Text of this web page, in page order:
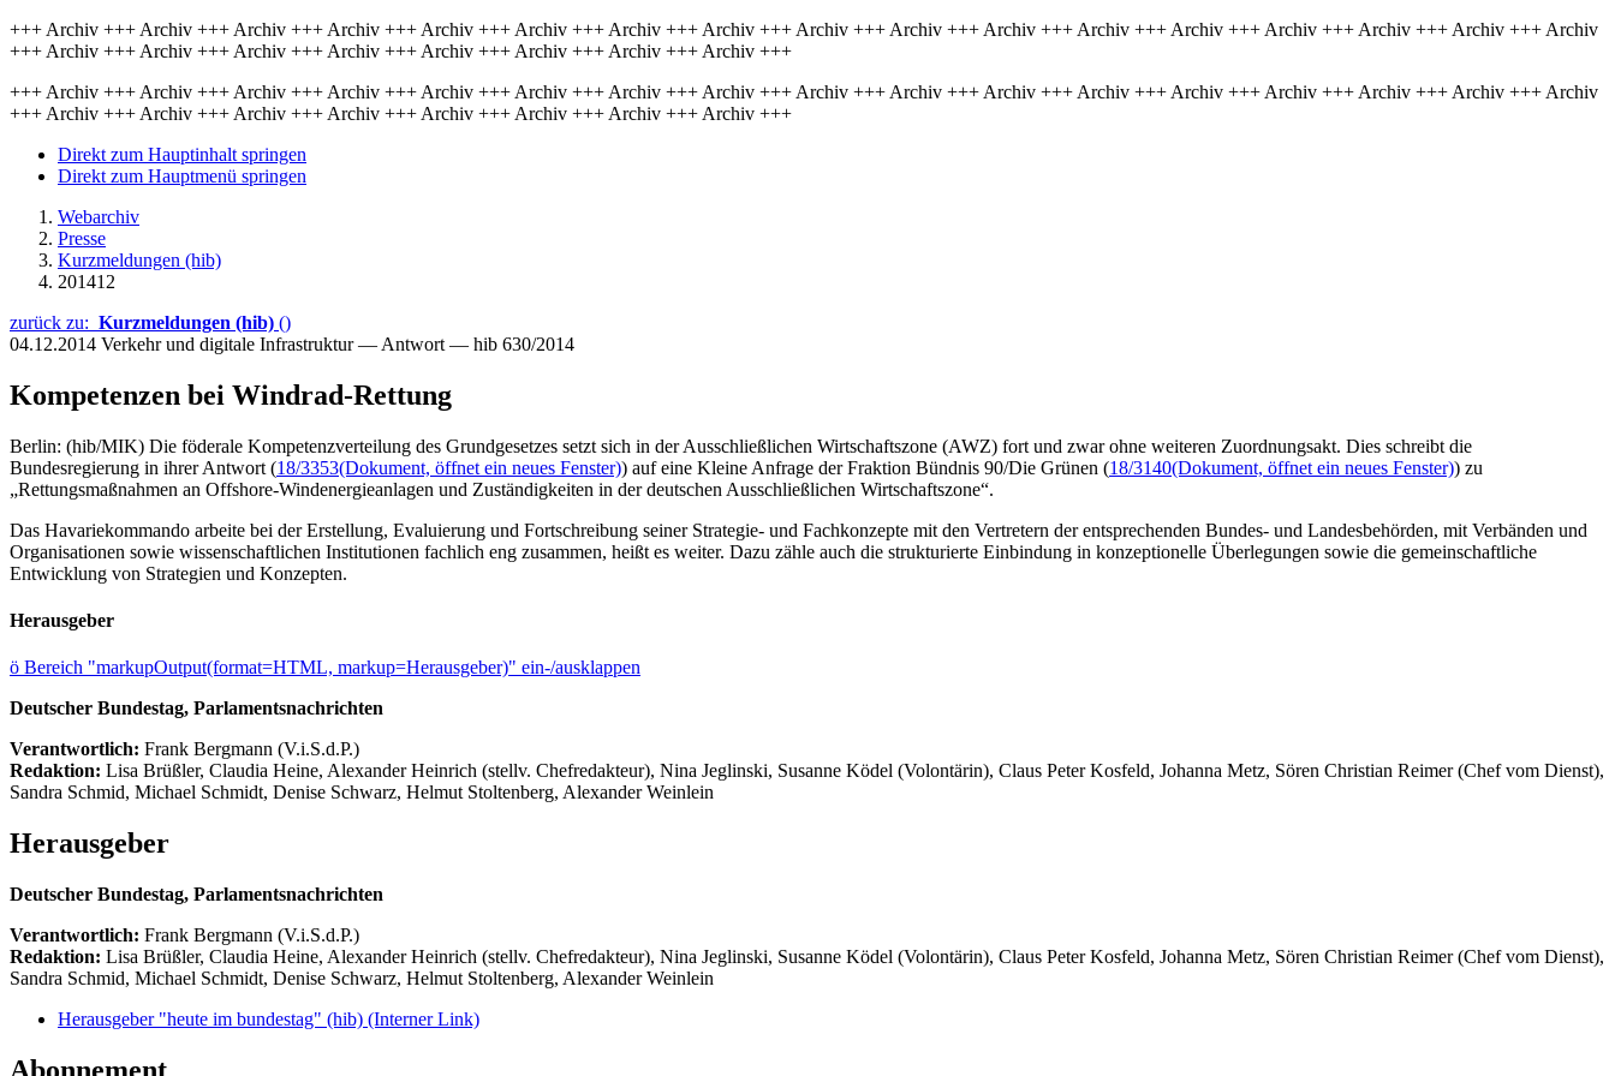
+++ Archiv +++ Archiv +++ Archiv +++ Archiv +++ Archiv +++ Archiv +++ Archiv +++ Archiv +++ Archiv +++ Archiv +++ Archiv +++ Archiv +++ Archiv +++ Archiv +++ Archiv +++ Archiv +++ Archiv
+++ Archiv +++ Archiv +++ Archiv +++ Archiv +++ Archiv +++ Archiv +++ Archiv +++ Archiv +++
+++ Archiv +++ Archiv +++ Archiv +++ Archiv +++ Archiv +++ Archiv +++ Archiv +++ Archiv +++ Archiv +++ Archiv +++ Archiv +++ Archiv +++ Archiv +++ Archiv +++ Archiv +++ Archiv +++ Archiv
+++ Archiv +++ Archiv +++ Archiv +++ Archiv +++ Archiv +++ Archiv +++ Archiv +++ Archiv +++
Direkt zum Hauptinhalt springen
Direkt zum Hauptmenü springen
Webarchiv
Presse
Kurzmeldungen (hib)
201412
zurück zu: Kurzmeldungen (hib) ()
04.12.2014 Verkehr und digitale Infrastruktur — Antwort — hib 630/2014
Kompetenzen bei Windrad-Rettung
Berlin: (hib/MIK) Die föderale Kompetenzverteilung des Grundgesetzes setzt sich in der Ausschließlichen Wirtschaftszone (AWZ) fort und zwar ohne weiteren Zuordnungsakt. Dies schreibt die
Bundesregierung in ihrer Antwort (18/3353(Dokument, öffnet ein neues Fenster)) auf eine Kleine Anfrage der Fraktion Bündnis 90/Die Grünen (18/3140(Dokument, öffnet ein neues Fenster)) zu
„Rettungsmaßnahmen an Offshore-Windenergieanlagen und Zuständigkeiten in der deutschen Ausschließlichen Wirtschaftszone“.
Das Havariekommando arbeite bei der Erstellung, Evaluierung und Fortschreibung seiner Strategie- und Fachkonzepte mit den Vertretern der entsprechenden Bundes- und Landesbehörden, mit Verbänden und
Organisationen sowie wissenschaftlichen Institutionen fachlich eng zusammen, heißt es weiter. Dazu zähle auch die strukturierte Einbindung in konzeptionelle Überlegungen sowie die gemeinschaftliche
Entwicklung von Strategien und Konzepten.
Herausgeber
ö Bereich "markupOutput(format=HTML, markup=Herausgeber)" ein-/ausklappen
Deutscher Bundestag, Parlamentsnachrichten
Verantwortlich: Frank Bergmann (V.i.S.d.P.)
Redaktion: Lisa Brüßler, Claudia Heine, Alexander Heinrich (stellv. Chefredakteur), Nina Jeglinski, Susanne Ködel (Volontärin), Claus Peter Kosfeld, Johanna Metz, Sören Christian Reimer (Chef vom Dienst),
Sandra Schmid, Michael Schmidt, Denise Schwarz, Helmut Stoltenberg, Alexander Weinlein
Herausgeber
Deutscher Bundestag, Parlamentsnachrichten
Verantwortlich: Frank Bergmann (V.i.S.d.P.)
Redaktion: Lisa Brüßler, Claudia Heine, Alexander Heinrich (stellv. Chefredakteur), Nina Jeglinski, Susanne Ködel (Volontärin), Claus Peter Kosfeld, Johanna Metz, Sören Christian Reimer (Chef vom Dienst),
Sandra Schmid, Michael Schmidt, Denise Schwarz, Helmut Stoltenberg, Alexander Weinlein
Herausgeber "heute im bundestag" (hib) (Interner Link)